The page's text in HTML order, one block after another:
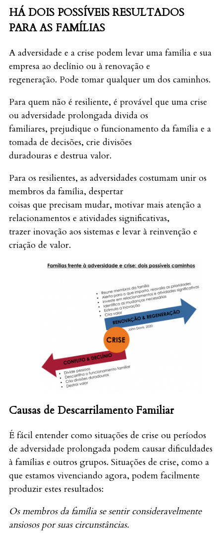
HÁ DOIS POSSÍVEIS RESULTADOS
PARA AS FAMÍLIAS
A adversidade e a crise podem levar uma família e sua
empresa ao declínio ou à renovação e
regeneração. Pode tomar qualquer um dos caminhos.
Para quem não é resiliente, é provável que uma crise
ou adversidade prolongada divida os
familiares, prejudique o funcionamento da família e a
tomada de decisões, crie divisões
duradouras e destrua valor.
Para os resilientes, as adversidades costumam unir os
membros da família, despertar
coisas que precisam mudar, motivar mais atenção a
relacionamentos e atividades significativas,
trazer inovação aos sistemas e levar à reinvenção e
criação de valor.
Causas de Descarrilamento Familiar
É fácil entender como situações de crise ou períodos
de adversidade prolongada podem causar dificuldades
à famílias e outros grupos. Situações de crise, como a
que estamos vivenciando agora, podem facilmente
produzir estes resultados:
Os membros da família se sentir consideravelmente
ansiosos por suas circunstâncias.